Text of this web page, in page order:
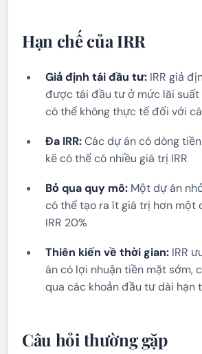
Hạn chế của IRR
Giả định tái đầu tư: IRR giả
được tái đầu tư ở mức lãi suất
có thể không thực tế đối với
Đa IRR:Các dự án có dòng
kẽ có thể có nhiều giá trị IRR
Bỏ qua quy mô: Một dự án
có thể tạo ra ít giá trị hơn một
IRR 20%
Thiên kiến về thời gian: IRR
án có lợi nhuận tiền mặt sớm,
qua các khoản đầu tư dài hạn
Câu hỏi thường gặp